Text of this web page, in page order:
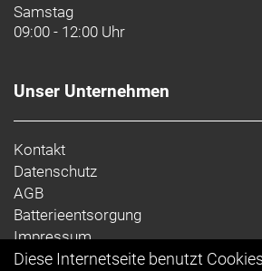
Samstag
09:00 - 12:00 Uhr
Unser Unternehmen
Kontakt
Datenschutz
AGB
Batterieentsorgung
Impressum
Diese Internetseite benutzt